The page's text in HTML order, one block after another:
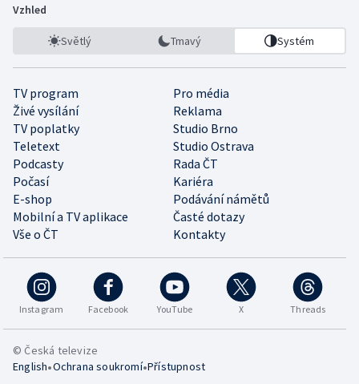
Vzhled
Světlý Tmavý Systém
TV program
Pro média
Živé vysílání
Reklama
TV poplatky
Studio Brno
Teletext
Studio Ostrava
Podcasty
Rada ČT
Počasí
Kariéra
E-shop
Podávání námětů
Mobilní a TV aplikace
Časté dotazy
Vše o ČT
Kontakty
Instagram Facebook YouTube X Threads
© Česká televize
English•Ochrana soukromí•Přístupnost